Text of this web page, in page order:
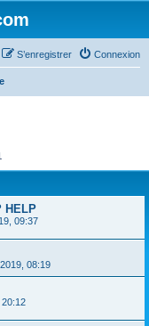
Connexion
S’enregistrer
HELP
09:37
08:19